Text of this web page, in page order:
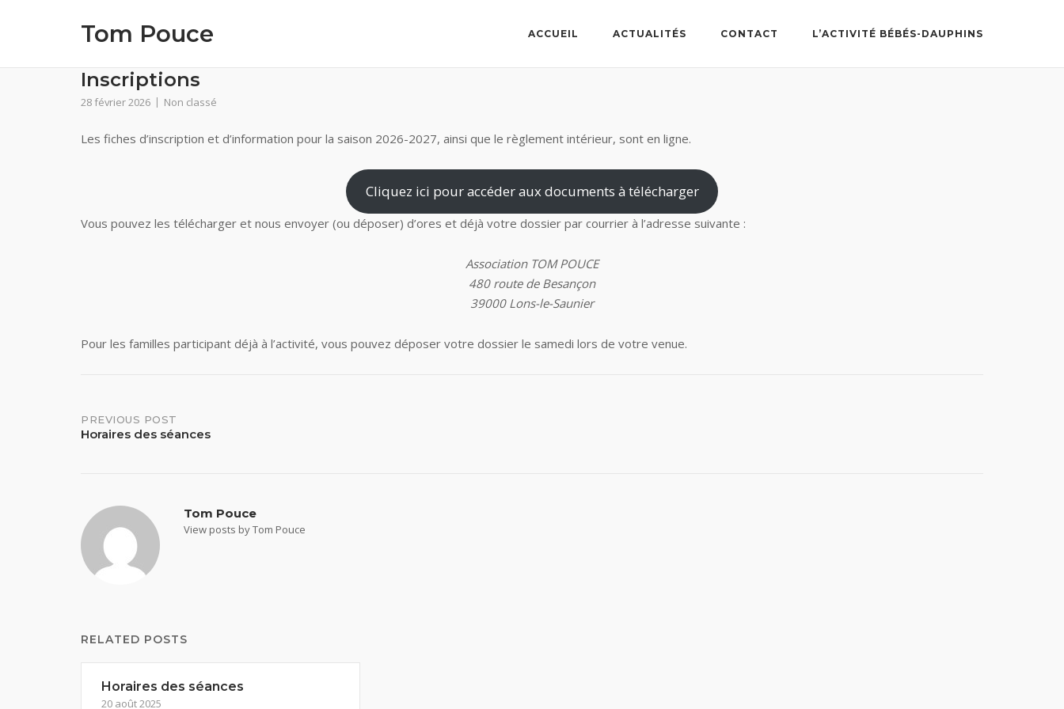
Tom Pouce ACCUEIL ACTUALITÉS CONTACT L’ACTIVITÉ BÉBÉS-DAUPHINS
Inscriptions
28 février 2026 Non classé
Les fiches d’inscription et d’information pour la saison 2026-2027, ainsi que le règlement intérieur, sont en ligne.
Cliquez ici pour accéder aux documents à télécharger
Vous pouvez les télécharger et nous envoyer (ou déposer) d’ores et déjà votre dossier par courrier à l’adresse suivante :
Association TOM POUCE
480 route de Besançon
39000 Lons-le-Saunier
Pour les familles participant déjà à l’activité, vous pouvez déposer votre dossier le samedi lors de votre venue.
Post
PREVIOUS POST
Horaires des séances
Tom Pouce
View posts by Tom Pouce
RELATED POSTS
Horaires des séances
20 août 2025